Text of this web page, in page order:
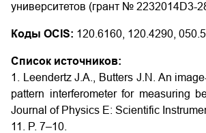
университетов (грант № 2232014D3-
Коды OCIS: 120.6160, 120.4290,
Список источников:
1. Leendertz J.A., Butters J.N. An
pattern interferometer for measuring
Journal of Physics E: Scientific
11. P. 7–10.